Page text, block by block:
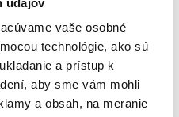
vaše osobné
technológie, ako sú
a prístup k
aby sme vám mohli
a obsah, na meranie